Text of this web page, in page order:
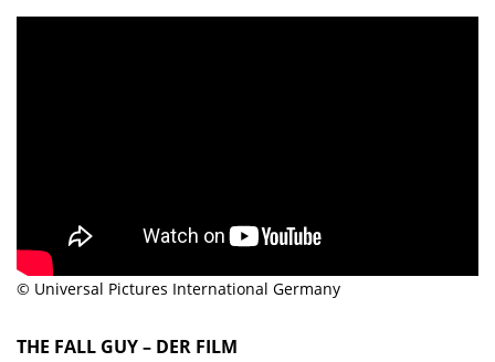
© Universal Pictures International Germany
THE FALL GUY – DER FILM